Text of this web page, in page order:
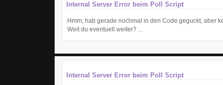
Internal Server Error beim Poll Script
Hmm, hab gerade nochmal in den Code geguckt, aber
Weit du eventuell weiter? ...
Internal Server Error beim Poll Script